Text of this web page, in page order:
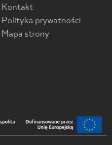
Kontakt
Polityka prywatności
Mapa strony